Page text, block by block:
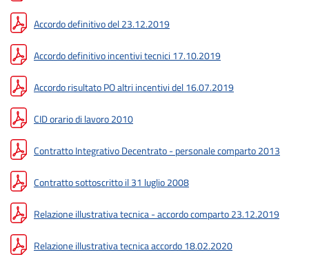
Accordo definitivo del 23.12.2019
Accordo definitivo incentivi tecnici 17.10.2019
Accordo risultato PO altri incentivi del 16.07.2019
CID orario di lavoro 2010
Contratto Integrativo Decentrato - personale comparto 2013
Contratto sottoscritto il 31 luglio 2008
Relazione illustrativa tecnica - accordo comparto 23.12.2019
Relazione illustrativa tecnica accordo 18.02.2020